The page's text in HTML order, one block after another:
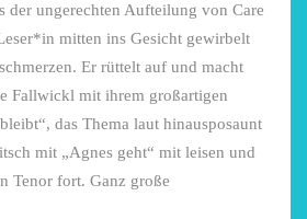
der ungerechten Aufteilung von Care
mitten ins Gesicht gewirbelt
Er rüttelt auf und macht
Fallwickl mit ihrem großartigen
das Thema laut hinausposaunt
mit „Agnes geht“ mit leisen und
Tenor fort. Ganz große